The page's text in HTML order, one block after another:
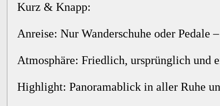
Kurz & Knapp:
Anreise: Nur Wanderschuhe oder Pedale
Atmosphäre: Friedlich, ursprünglich und
Highlight: Panoramablick in aller Ruhe